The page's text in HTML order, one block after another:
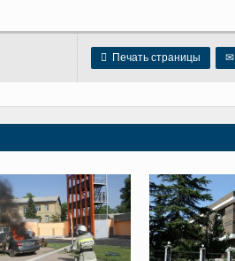
 Печать страницы ✉